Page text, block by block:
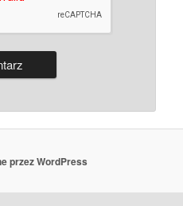
przez WordPress